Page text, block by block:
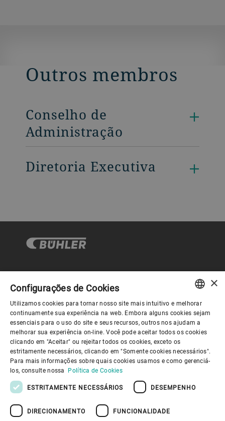
Outros membros
Conselho de
Administração
Diretoria Executiva
Governança Corporativa
Sobre nós
Links úteis
ENGLISH
SPANISH
GERMAN
FRENCH
×
Configurações de Cookies
Utilizamos cookies para tornar nosso site mais intuitivo e melhorar
continuamente sua experiência na web. Embora alguns cookies sejam
essenciais para o uso do site e seus recursos, outros nos ajudam a
melhorar sua experiência on-line. Você pode aceitar todos os cookies
clicando em "Aceitar" ou rejeitar todos os cookies, exceto os
estritamente necessários, clicando em "Somente cookies necessários".
Para mais informações sobre quais cookies usamos e como gerenciá-
los, consulte nossa Política de Cookies
ESTRITAMENTE NECESSÁRIOS DESEMPENHO
DIRECIONAMENTO FUNCIONALIDADE